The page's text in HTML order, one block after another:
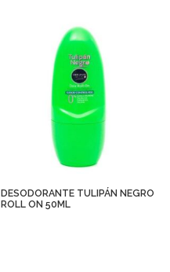
DESODORANTE TULIPÁN NEGRO
ROLL ON 50ML